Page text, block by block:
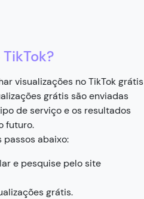
visualizações no TikTok grátis
grátis são enviadas
de serviço e os resultados
futuro.
passos abaixo:
e pesquise pelo site
grátis.